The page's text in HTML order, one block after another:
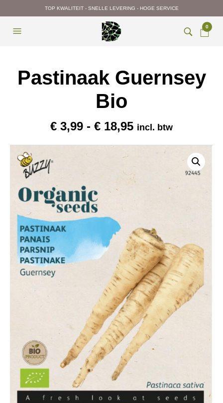
TOP KWALITEIT - SNELLE LEVERING - HOGE SERVICE
0
Pastinaak Guernsey
Bio
€ 3,99 - € 18,95Prijsklasse:
incl. btw